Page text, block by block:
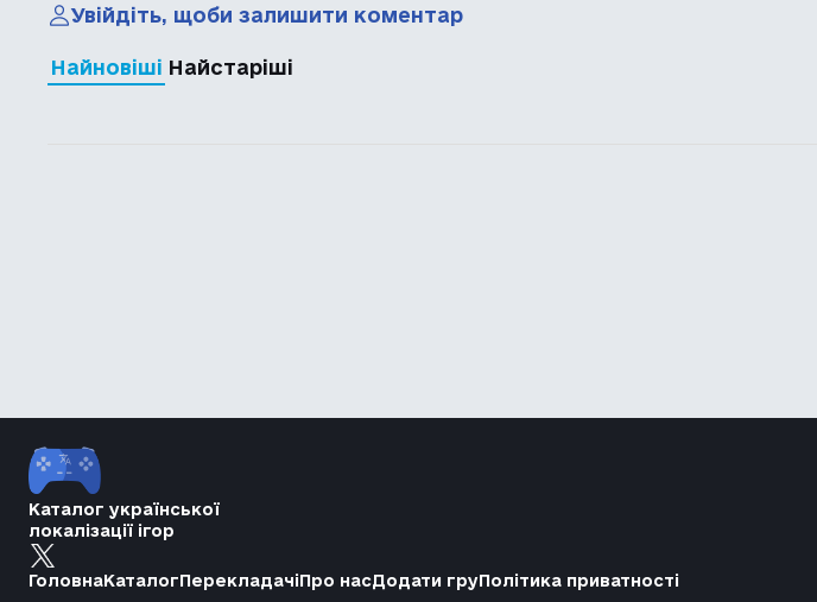
Увійдіть, щоби залишити коментар
Найновіші Найстаріші
Каталог української
локалізації ігор
ГоловнаКаталогПерекладачіПро насДодати груПолітика приватності